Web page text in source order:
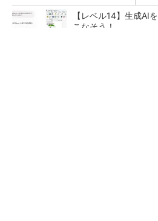
【レベル14】生成AI
こなそう！